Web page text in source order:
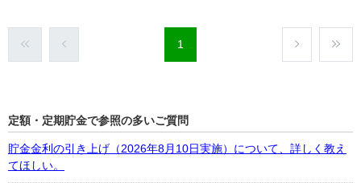
1
定額・定期貯金で参照の多いご質問
貯金金利の引き上げ（2026年8月10日実施）について、詳しく教え
てほしい。